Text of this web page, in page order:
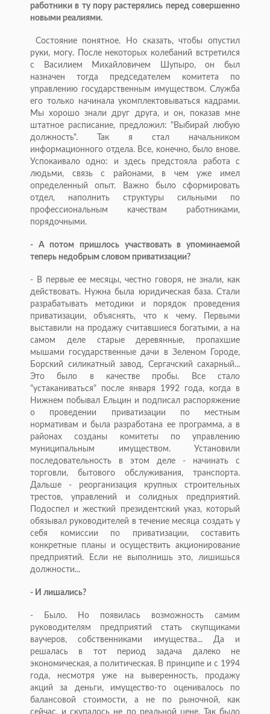
работники в ту пору растерялись перед совершенно
новыми реалиями.
Состояние понятное. Но сказать, чтобы опустил
руки, могу. После некоторых колебаний встретился
с Василием Михайловичем Шупыро, он был
назначен тогда председателем комитета по
управлению государственным имуществом. Служба
его только начинала укомплектовываться кадрами.
Мы хорошо знали друг друга, и он, показав мне
штатное расписание, предложил: "Выбирай любую
должность". Так я стал начальником
информационного отдела. Все, конечно, было внове.
Успокаивало одно: и здесь предстояла работа с
людьми, связь с районами, в чем уже имел
определенный опыт. Важно было сформировать
отдел, наполнить структуры сильными по
профессиональным качествам работниками,
порядочными.
- А потом пришлось участвовать в упоминаемой
теперь недобрым словом приватизации?
- В первые ее месяцы, честно говоря, не знали, как
действовать. Нужна была юридическая база. Стали
разрабатывать методики и порядок проведения
приватизации, объяснять, что к чему. Первыми
выставили на продажу считавшиеся богатыми, а на
самом деле старые деревянные, пропахшие
мышами государственные дачи в Зеленом Городе,
Борский силикатный завод, Сергачский сахарный...
Это было в качестве пробы. Все стало
"устаканиваться" после января 1992 года, когда в
Нижнем побывал Ельцин и подписал распоряжение
о проведении приватизации по местным
нормативам и была разработана ее программа, а в
районах созданы комитеты по управлению
муниципальным имуществом. Установили
последовательность в этом деле - начинать с
торговли, бытового обслуживания, транспорта.
Дальше - реорганизация крупных строительных
трестов, управлений и солидных предприятий.
Подоспел и жесткий президентский указ, который
обязывал руководителей в течение месяца создать у
себя комиссии по приватизации, составить
конкретные планы и осуществить акционирование
предприятий. Если не выполнишь это, лишишься
должности...
- И лишались?
- Было. Но появилась возможность самим
руководителям предприятий стать скупщиками
ваучеров, собственниками имущества... Да и
решалась в тот период задача далеко не
экономическая, а политическая. В принципе и с 1994
года, несмотря уже на выверенность, продажу
акций за деньги, имущество-то оценивалось по
балансовой стоимости, а не по рыночной, как